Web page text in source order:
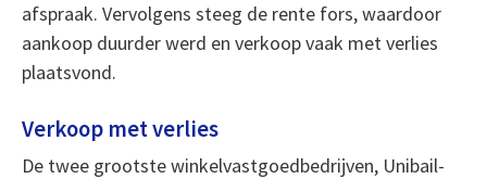
afspraak. Vervolgens steeg de rente fors, waardoor
aankoop duurder werd en verkoop vaak met verlies
plaatsvond.
Verkoop met verlies
De twee grootste winkelvastgoedbedrijven, Unibail-